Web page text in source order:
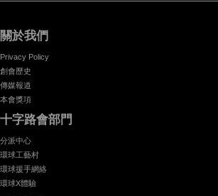
關於我們
Privacy Policy
創會歷史
傳媒報道
本會獎項
十字路會部門
分派中心
環球工藝村
環球援手網絡
環球X體驗